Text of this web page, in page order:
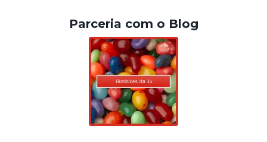
Parceria com o Blog